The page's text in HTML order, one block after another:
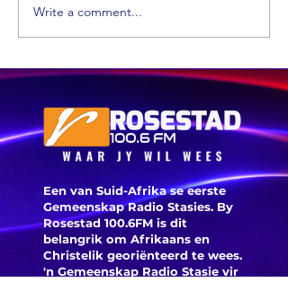
Die hart en
siel van
Kwekery is
oorlede
Write a comment...
Een van Suid-Afrika se eerste
Gemeenskap Radio Stasies. By
Rosestad 100.6FM is dit
belangrik om Afrikaans en
Christelik georiënteerd te wees.
'n Gemeenskap Radio Stasie vir